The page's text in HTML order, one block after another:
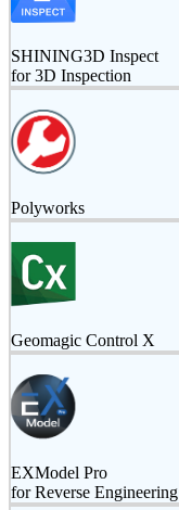
SHINING3D Inspect
for 3D Inspection
Polyworks
Geomagic Control X
EXModel Pro
for Reverse Engineering